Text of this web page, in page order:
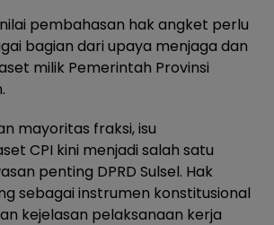
pembahasan hak angket perlu
bagian dari upaya menjaga dan
milik Pemerintah Provinsi
mayoritas fraksi, isu
CPI kini menjadi salah satu
penting DPRD Sulsel. Hak
sebagai instrumen konstitusional
kejelasan pelaksanaan kerja